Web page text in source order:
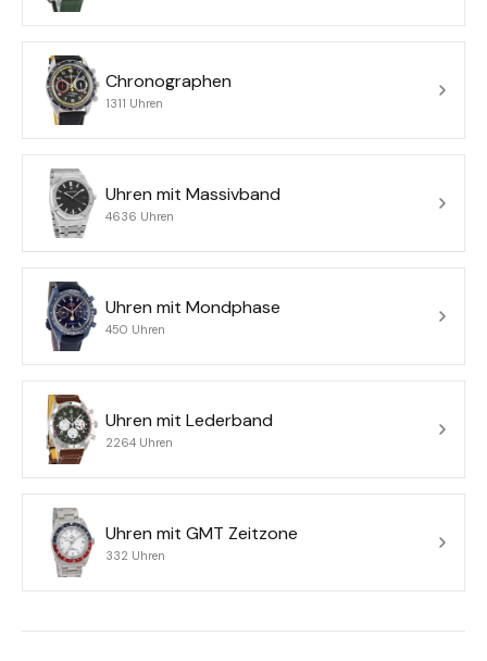
Chronographen
1311 Uhren
Uhren mit Massivband
4636 Uhren
Uhren mit Mondphase
450 Uhren
Uhren mit Lederband
2264 Uhren
Uhren mit GMT Zeitzone
332 Uhren